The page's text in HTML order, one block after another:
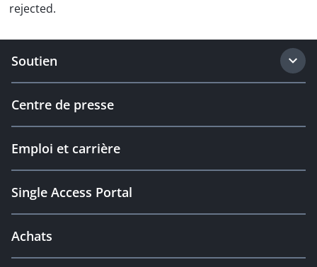
rejected.
Soutien
Centre de presse
Emploi et carrière
Single Access Portal
Achats